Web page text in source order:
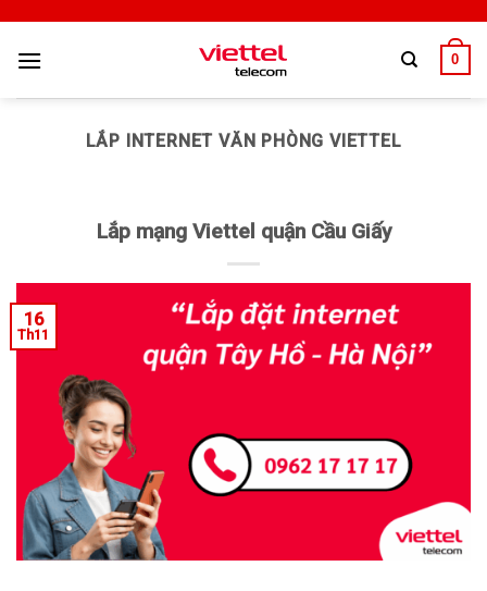
0
LẮP INTERNET VĂN PHÒNG VIETTEL
Lắp mạng Viettel quận Cầu Giấy
16
Th11